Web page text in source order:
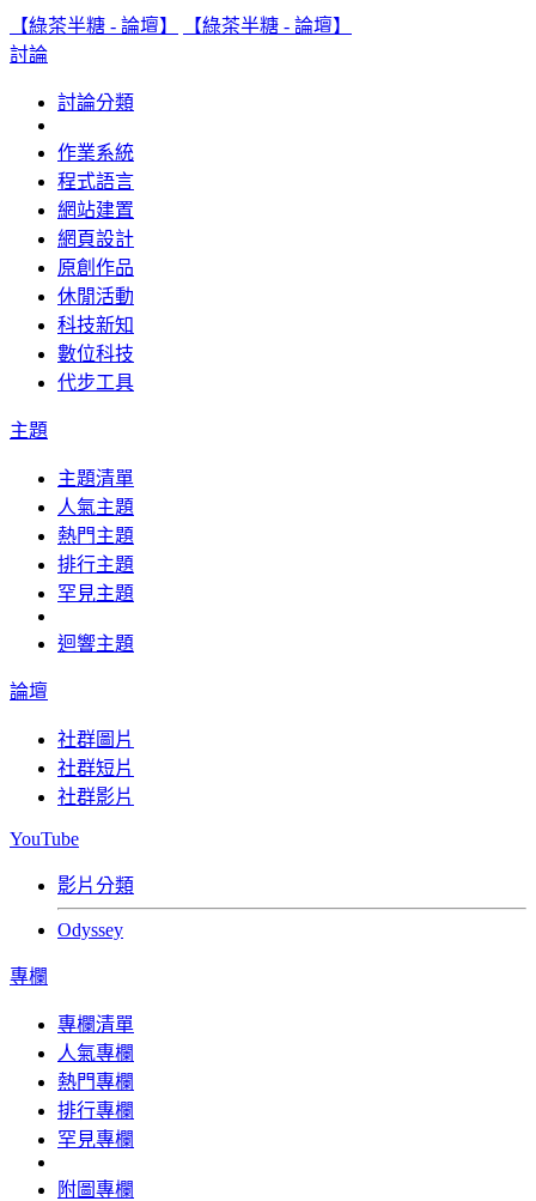
【綠茶半糖 - 論壇】
【綠茶半糖 - 論壇】
討論
討論分類
作業系統
程式語言
網站建置
網頁設計
原創作品
休閒活動
科技新知
數位科技
代步工具
主題
主題清單
人氣主題
熱門主題
排行主題
罕見主題
迴響主題
論壇
社群圖片
社群短片
社群影片
YouTube
影片分類
Odyssey
專欄
專欄清單
人氣專欄
熱門專欄
排行專欄
罕見專欄
附圖專欄